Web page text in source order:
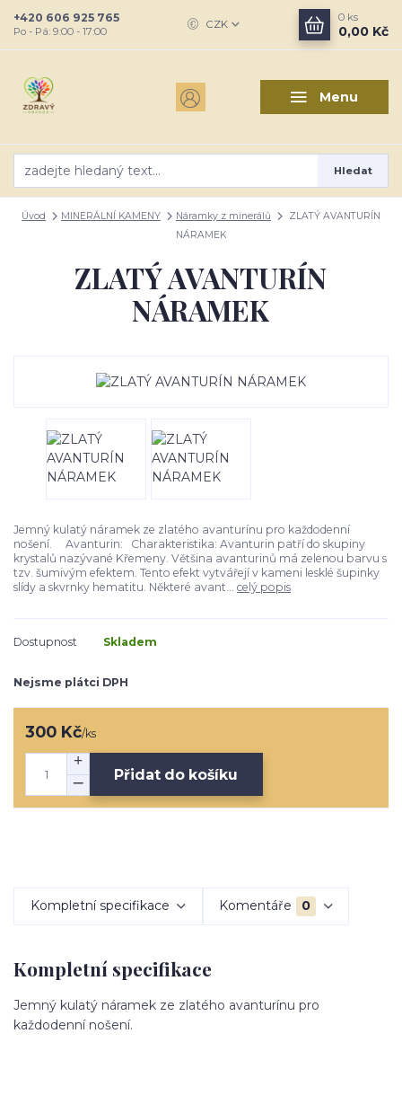
Menu
CZK
Hledat
+420 606 925 765
Po - Pá: 9:00 - 17:00
0 ks
0,00 Kč
Úvod MINERÁLNÍ KAMENY Náramky z minerálů
ZLATÝ AVANTURÍN
NÁRAMEK
ZLATÝ AVANTURÍN
NÁRAMEK
Jemný kulatý náramek ze zlatého avanturínu pro každodenní
nošení. Avanturin: Charakteristika: Avanturin patří do skupiny
krystalů nazývané Křemeny. Většina avanturinů má zelenou barvu s
tzv. šumivým efektem. Tento efekt vytvářejí v kameni lesklé šupinky
slídy a skvrnky hematitu. Některé avant... celý popis
Dostupnost Skladem
Nejsme plátci DPH
300 Kč/ks
Přidat do košíku
Kompletní specifikace Komentáře 0
Kompletní specifikace
Jemný kulatý náramek ze zlatého avanturínu pro
každodenní nošení.